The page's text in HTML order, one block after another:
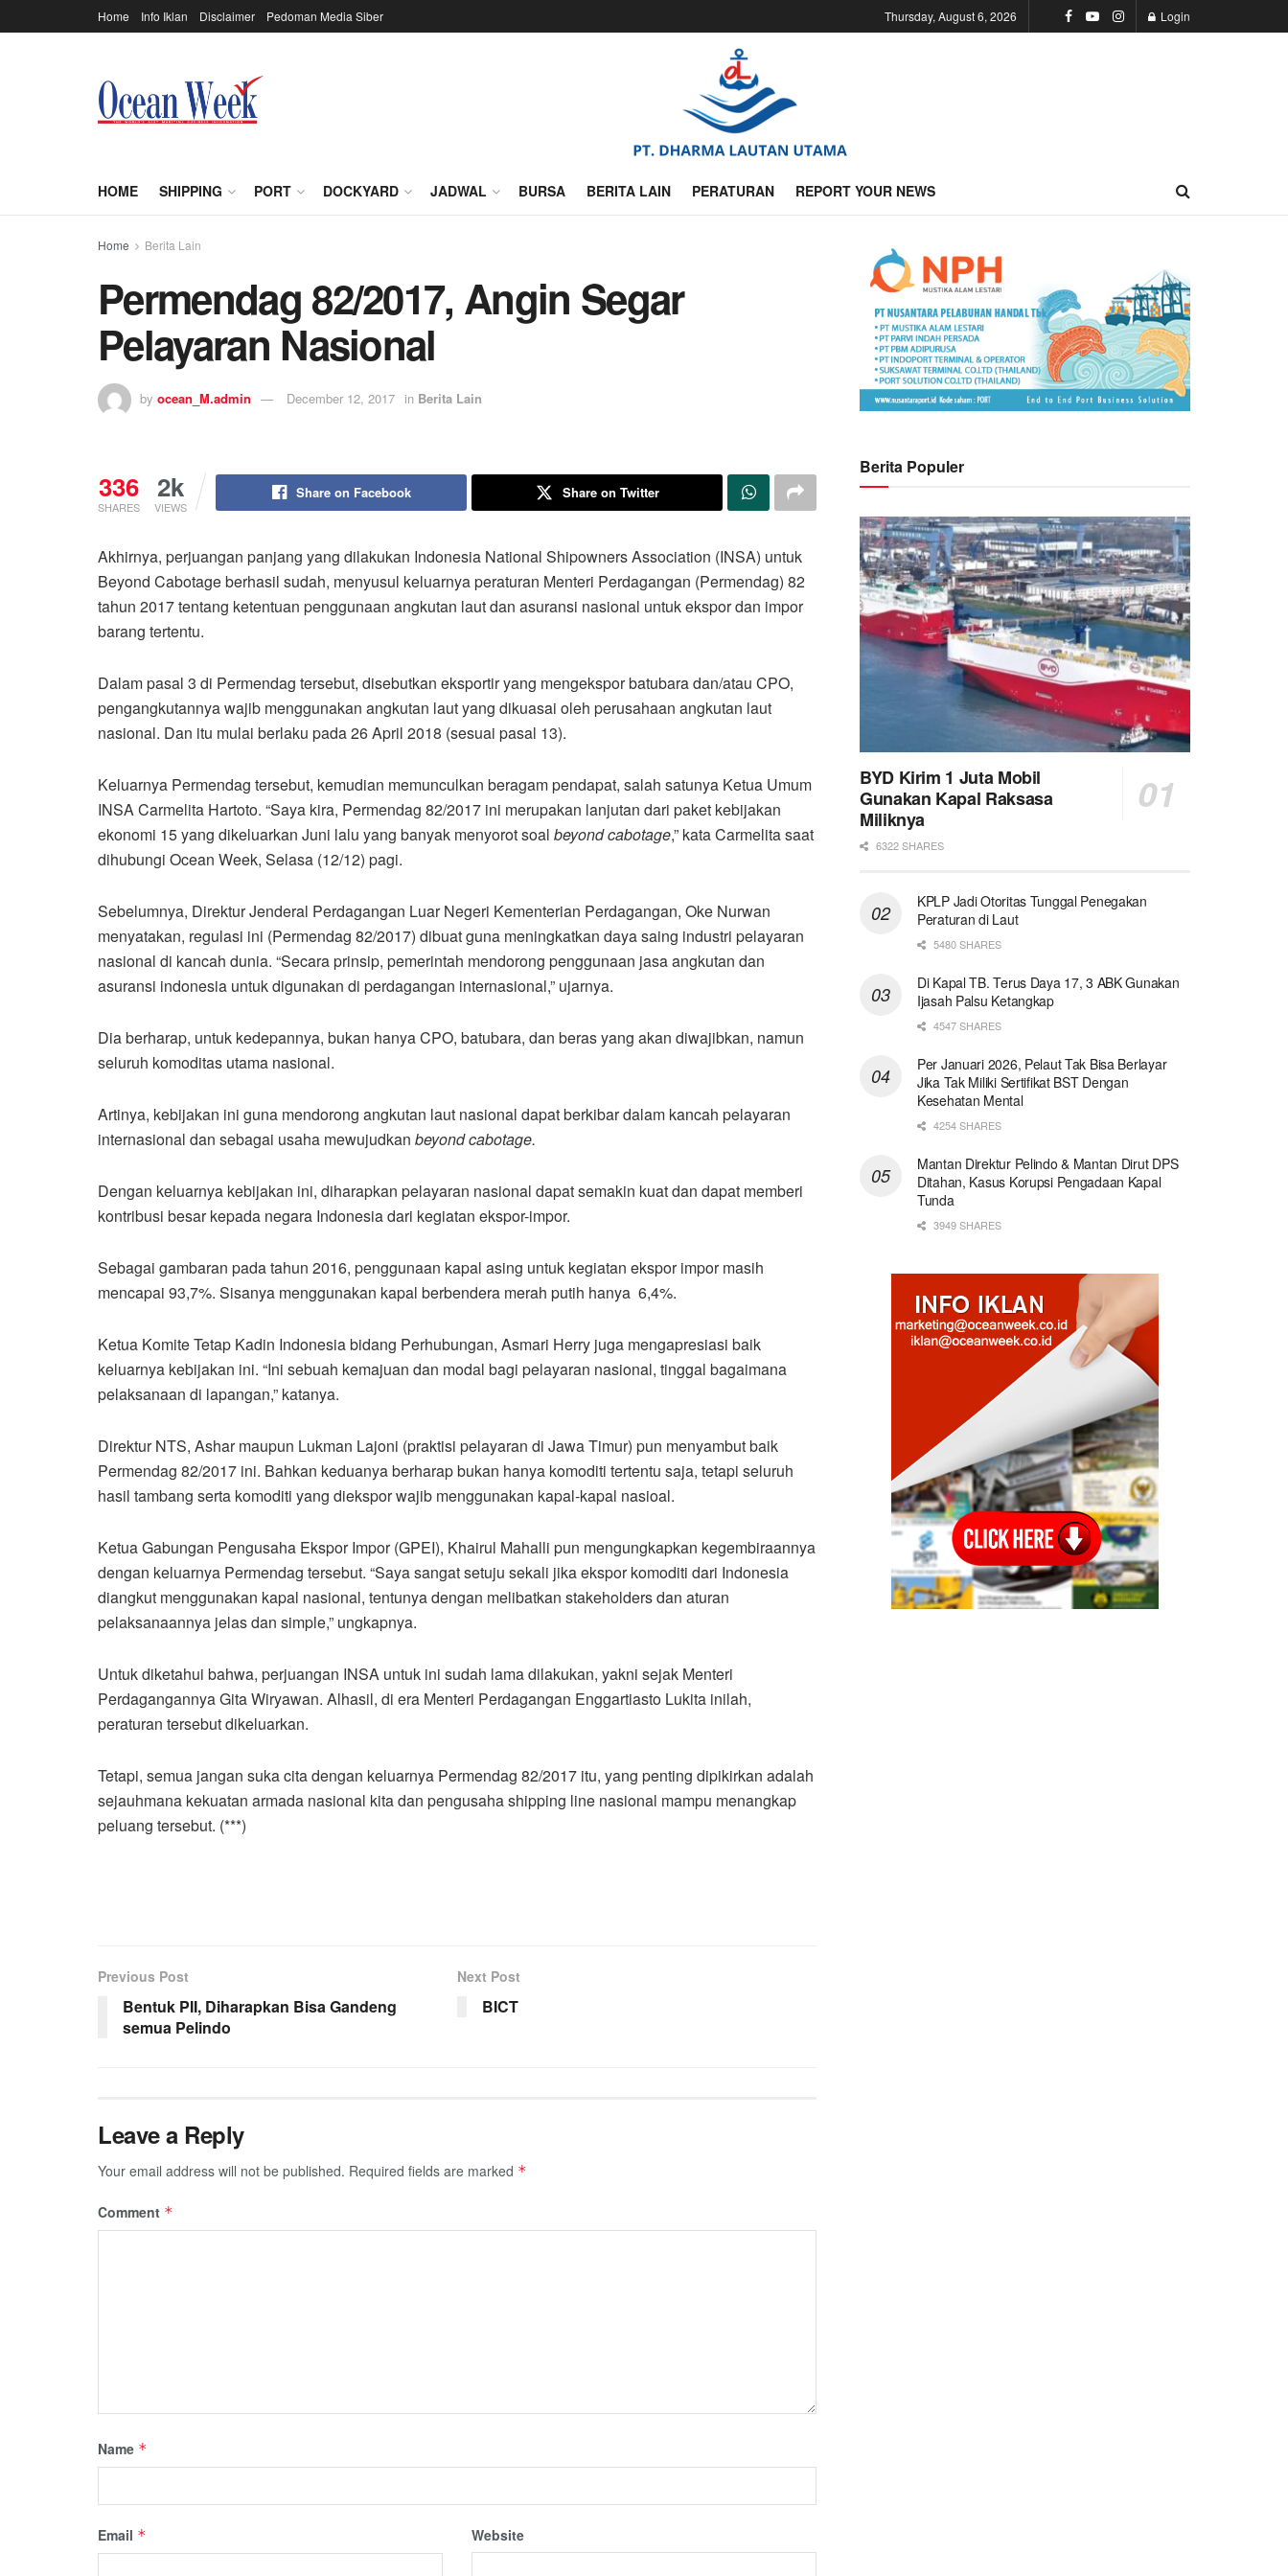
Home Info Iklan Disclaimer Pedoman Media Siber Thursday, August 6, 2026 Login
HOME SHIPPING PORT DOCKYARD JADWAL BURSA BERITA LAIN PERATURAN REPORT YOUR NEWS
Home Berita Lain
Permendag 82/2017, Angin Segar
Pelayaran Nasional
by ocean_M.admin December 12, 2017 in Berita Lain
336
SHARES
2k
VIEWS
Share on Facebook Share on Twitter
Akhirnya, perjuangan panjang yang dilakukan Indonesia National Shipowners Association (INSA) untuk
Beyond Cabotage berhasil sudah, menyusul keluarnya peraturan Menteri Perdagangan (Permendag) 82
tahun 2017 tentang ketentuan penggunaan angkutan laut dan asuransi nasional untuk ekspor dan impor
barang tertentu.
Dalam pasal 3 di Permendag tersebut, disebutkan eksportir yang mengekspor batubara dan/atau CPO,
pengangkutannya wajib menggunakan angkutan laut yang dikuasai oleh perusahaan angkutan laut
nasional. Dan itu mulai berlaku pada 26 April 2018 (sesuai pasal 13).
Keluarnya Permendag tersebut, kemudian memunculkan beragam pendapat, salah satunya Ketua Umum
INSA Carmelita Hartoto. “Saya kira, Permendag 82/2017 ini merupakan lanjutan dari paket kebijakan
ekonomi 15 yang dikeluarkan Juni lalu yang banyak menyorot soal beyond cabotage,” kata Carmelita saat
dihubungi Ocean Week, Selasa (12/12) pagi.
Sebelumnya, Direktur Jenderal Perdagangan Luar Negeri Kementerian Perdagangan, Oke Nurwan
menyatakan, regulasi ini (Permendag 82/2017) dibuat guna meningkatkan daya saing industri pelayaran
nasional di kancah dunia. “Secara prinsip, pemerintah mendorong penggunaan jasa angkutan dan
asuransi indonesia untuk digunakan di perdagangan internasional,” ujarnya.
Dia berharap, untuk kedepannya, bukan hanya CPO, batubara, dan beras yang akan diwajibkan, namun
seluruh komoditas utama nasional.
Artinya, kebijakan ini guna mendorong angkutan laut nasional dapat berkibar dalam kancah pelayaran
internasional dan sebagai usaha mewujudkan beyond cabotage.
Dengan keluarnya kebijakan ini, diharapkan pelayaran nasional dapat semakin kuat dan dapat memberi
kontribusi besar kepada negara Indonesia dari kegiatan ekspor-impor.
Sebagai gambaran pada tahun 2016, penggunaan kapal asing untuk kegiatan ekspor impor masih
mencapai 93,7%. Sisanya menggunakan kapal berbendera merah putih hanya 6,4%.
Ketua Komite Tetap Kadin Indonesia bidang Perhubungan, Asmari Herry juga mengapresiasi baik
keluarnya kebijakan ini. “Ini sebuah kemajuan dan modal bagi pelayaran nasional, tinggal bagaimana
pelaksanaan di lapangan,” katanya.
Direktur NTS, Ashar maupun Lukman Lajoni (praktisi pelayaran di Jawa Timur) pun menyambut baik
Permendag 82/2017 ini. Bahkan keduanya berharap bukan hanya komoditi tertentu saja, tetapi seluruh
hasil tambang serta komoditi yang diekspor wajib menggunakan kapal-kapal nasioal.
Ketua Gabungan Pengusaha Ekspor Impor (GPEI), Khairul Mahalli pun mengungkapkan kegembiraannya
dengan keluarnya Permendag tersebut. “Saya sangat setuju sekali jika ekspor komoditi dari Indonesia
diangkut menggunakan kapal nasional, tentunya dengan melibatkan stakeholders dan aturan
pelaksanaannya jelas dan simple,” ungkapnya.
Untuk diketahui bahwa, perjuangan INSA untuk ini sudah lama dilakukan, yakni sejak Menteri
Perdagangannya Gita Wiryawan. Alhasil, di era Menteri Perdagangan Enggartiasto Lukita inilah,
peraturan tersebut dikeluarkan.
Tetapi, semua jangan suka cita dengan keluarnya Permendag 82/2017 itu, yang penting dipikirkan adalah
sejauhmana kekuatan armada nasional kita dan pengusaha shipping line nasional mampu menangkap
peluang tersebut. (***)
Previous Post
Bentuk PII, Diharapkan Bisa Gandeng
semua Pelindo
Next Post
BICT
Leave a Reply
Your email address will not be published. Required fields are marked *
Comment *
Name *
Email * Website
Berita Populer
BYD Kirim 1 Juta Mobil
Gunakan Kapal Raksasa
Miliknya
6322 SHARES
KPLP Jadi Otoritas Tunggal Penegakan
Peraturan di Laut
5480 SHARES
Di Kapal TB. Terus Daya 17, 3 ABK Gunakan
Ijasah Palsu Ketangkap
4547 SHARES
Per Januari 2026, Pelaut Tak Bisa Berlayar
Jika Tak Miliki Sertifikat BST Dengan
Kesehatan Mental
4254 SHARES
Mantan Direktur Pelindo & Mantan Dirut DPS
Ditahan, Kasus Korupsi Pengadaan Kapal
Tunda
3949 SHARES